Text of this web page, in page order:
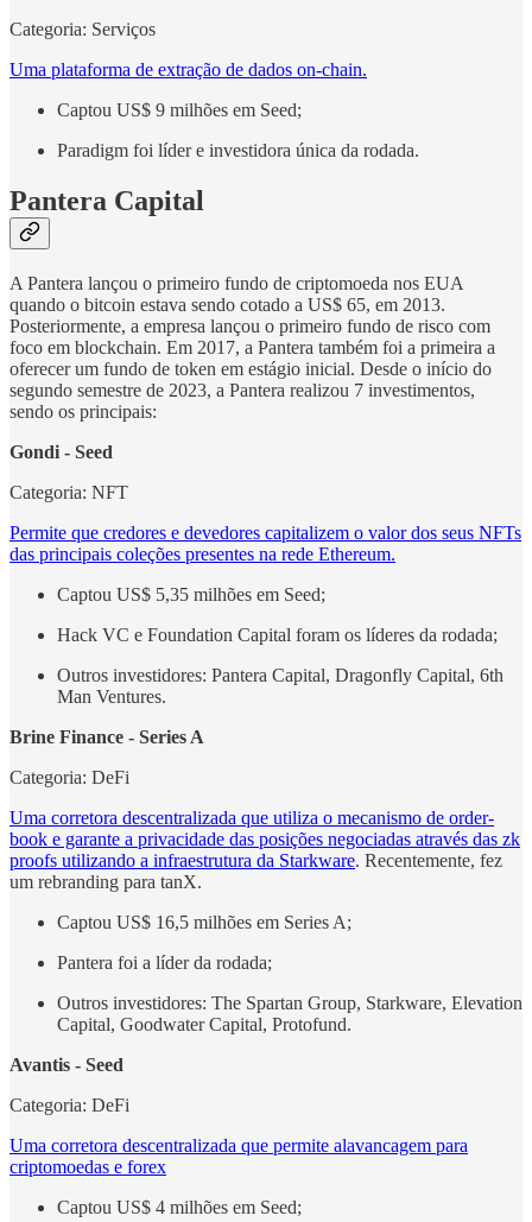
Categoria: Serviços
Uma plataforma de extração de dados on-chain.
Captou US$ 9 milhões em Seed;
Paradigm foi líder e investidora única da rodada.
Pantera Capital
A Pantera lançou o primeiro fundo de criptomoeda nos EUA
quando o bitcoin estava sendo cotado a US$ 65, em 2013.
Posteriormente, a empresa lançou o primeiro fundo de risco com
foco em blockchain. Em 2017, a Pantera também foi a primeira a
oferecer um fundo de token em estágio inicial. Desde o início do
segundo semestre de 2023, a Pantera realizou 7 investimentos,
sendo os principais:
Gondi - Seed
Categoria: NFT
Permite que credores e devedores capitalizem o valor dos seus NFTs
das principais coleções presentes na rede Ethereum.
Captou US$ 5,35 milhões em Seed;
Hack VC e Foundation Capital foram os líderes da rodada;
Outros investidores: Pantera Capital, Dragonfly Capital, 6th
Man Ventures.
Brine Finance - Series A
Categoria: DeFi
Uma corretora descentralizada que utiliza o mecanismo de order-
book e garante a privacidade das posições negociadas através das zk
proofs utilizando a infraestrutura da Starkware. Recentemente, fez
um rebranding para tanX.
Captou US$ 16,5 milhões em Series A;
Pantera foi a líder da rodada;
Outros investidores: The Spartan Group, Starkware, Elevation
Capital, Goodwater Capital, Protofund.
Avantis - Seed
Categoria: DeFi
Uma corretora descentralizada que permite alavancagem para
criptomoedas e forex
Captou US$ 4 milhões em Seed;